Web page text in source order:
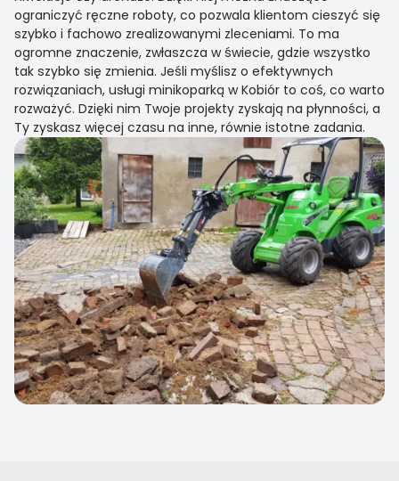
ograniczyć ręczne roboty, co pozwala klientom cieszyć się
szybko i fachowo zrealizowanymi zleceniami. To ma
ogromne znaczenie, zwłaszcza w świecie, gdzie wszystko
tak szybko się zmienia. Jeśli myślisz o efektywnych
rozwiązaniach, usługi minikoparką w Kobiór to coś, co warto
rozważyć. Dzięki nim Twoje projekty zyskają na płynności, a
Ty zyskasz więcej czasu na inne, równie istotne zadania.